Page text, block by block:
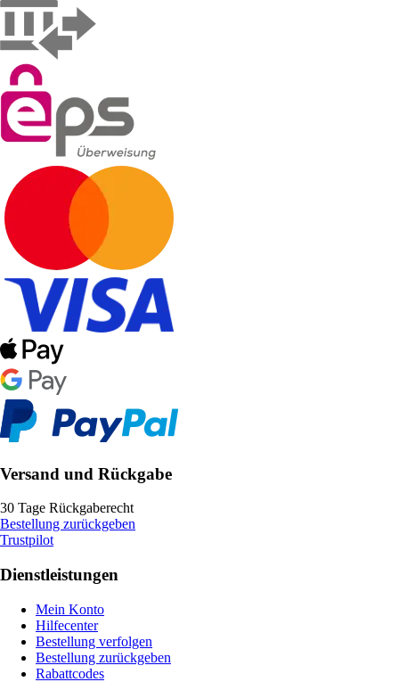
Versand und Rückgabe
30 Tage Rückgaberecht
Bestellung zurückgeben
Trustpilot
Dienstleistungen
Mein Konto
Hilfecenter
Bestellung verfolgen
Bestellung zurückgeben
Rabattcodes